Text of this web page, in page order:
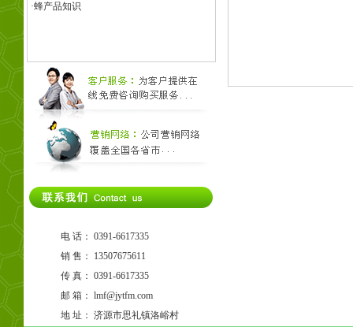
·蜂产品知识
电 话： 0391-6617335
销 售： 13507675611
传 真： 0391-6617335
邮 箱： lmf@jytfm.com
地 址： 济源市思礼镇洛峪村